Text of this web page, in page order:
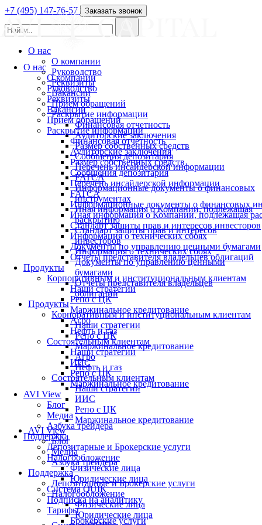
О нас
О компании
Руководство
Реквизиты
Вакансии
Прием обращений
Раскрытие информации
Финансовая отчетность
Аудиторские заключения
Размер собственных средств
Сообщения депозитария
Перечень инсайдерской информации
FATCA
Информационные документы о финансовых
Иная информация о Компании, подлежащая
Стандарт защиты прав и интересов инвесторов
Информация о технических сбоях
Документы по управлению ценными бумагами
Отчеты представителя владельцев облигаций
Продукты
Корпоративным и институциональным клиентам
Наши стратегии
Репо с ЦК
Маржинальное кредитование
Агро
Нефть и газ
Состоятельным клиентам
Наши стратегии
ИИС
Репо с ЦК
Маржинальное кредитование
AVI View
Блог
Медиа
Азбука трейдера
Поддержка
Депозитарные и Брокерские услуги
Налогообложение
Физические лица
Юридические лица
Система QUIK
Подписка на аналитику
Тарифы
Брокерские услуги
+7 (495) 147-76-57 Заказать звонок
О нас
О компании
Руководство
Реквизиты
Вакансии
Прием обращений
Раскрытие информации
Финансовая отчетность
Аудиторские заключения
Размер собственных средств
Сообщения депозитария
Перечень инсайдерской информации
FATCA
Информационные документы о финансовых
инструментах
Иная информация о Компании, подлежащая
раскрытию
Стандарт защиты прав и интересов
инвесторов
Информация о технических сбоях
Документы по управлению ценными
бумагами
Отчеты представителя владельцев
облигаций
Продукты
Корпоративным и институциональным клиентам
Наши стратегии
Репо с ЦК
Маржинальное кредитование
Агро
Нефть и газ
Состоятельным клиентам
Наши стратегии
ИИС
Репо с ЦК
Маржинальное кредитование
AVI View
Блог
Медиа
Азбука трейдера
Поддержка
Депозитарные и Брокерские услуги
Налогообложение
Физические лица
Юридические лица